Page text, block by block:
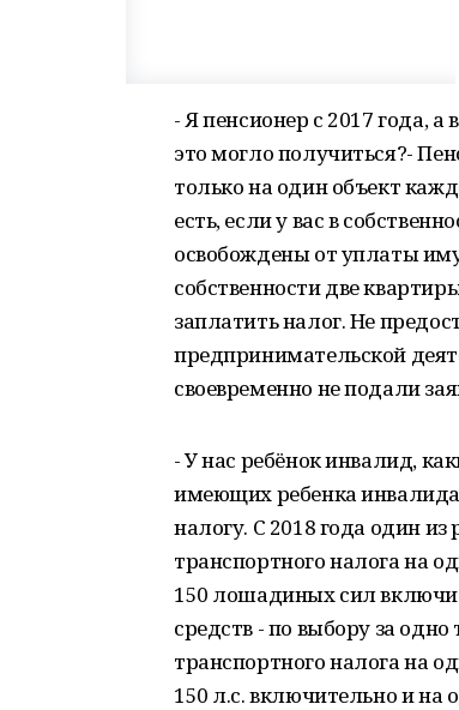
- Я пенсионер с 2017 года,
это могло получиться?-
только на один объект
есть, если у вас в
освобождены от уплаты
собственности две
заплатить налог. Не
предпринимательской
своевременно не подали
- У нас ребёнок инвалид,
имеющих ребенка
налогу. С 2018 года один
транспортного налога на
150 лошадиных сил
средств - по выбору за
транспортного налога на
150 л.с. включительно и на